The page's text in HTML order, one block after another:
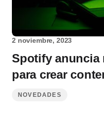
2 noviembre, 2023
Spotify anuncia
para crear
NOVEDADES